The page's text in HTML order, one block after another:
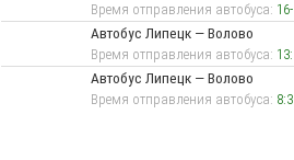
Время отправления автобуса:
Автобус Липецк — Волово
Время отправления автобуса:
Автобус Липецк — Волово
Время отправления автобуса: